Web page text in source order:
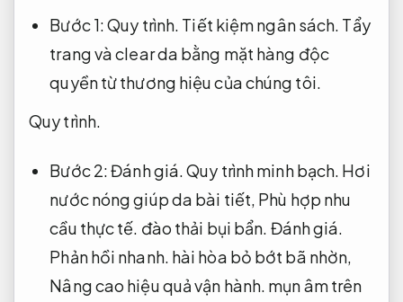
Bước 1:Quy trình. Tiết kiệm ngân sách. Tẩy
trang và clear da bằng mặt hàng độc
quyền từ thương hiệu của chúng tôi.
Quy trình.
Bước 2:Đánh giá.Quy trình minh bạch. Hơi
nước nóng giúp da bài tiết, Phù hợp nhu
cầu thực tế. đào thải bụi bẩn. Đánh giá.
Phản hồi nhanh. hài hòa bỏ bớt bã nhờn,
Nâng cao hiệu quả vận hành. mụn âm trên